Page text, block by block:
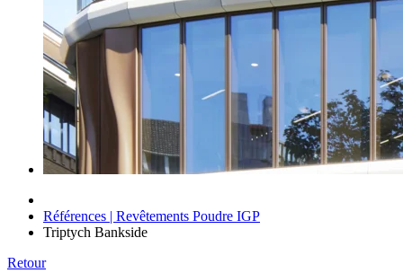
Références | Revêtements Poudre IGP
Triptych Bankside
Retour